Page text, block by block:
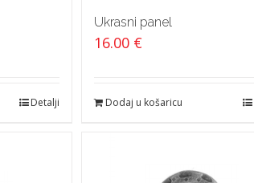
Detalji
Ukrasni panel
16.00 €
Dodaj u košaricu